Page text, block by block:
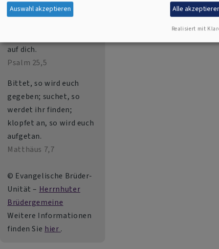
auf dich.
Psalm 25,5
Bittet, so wird euch
gegeben; suchet, so
werdet ihr finden;
klopfet an, so wird euch
aufgetan.
Matthäus 7,7
© Evangelische Brüder-
Unität – Herrnhuter
Brüdergemeine
Weitere Informationen
finden Sie hier .
Auswahl akzeptieren Alle
Realisiert mit